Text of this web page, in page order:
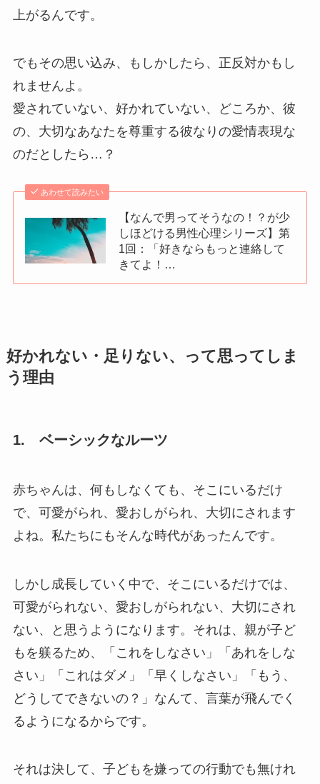
上がるんです。
でもその思い込み、もしかしたら、正反対かもし
れませんよ。
愛されていない、好かれていない、どころか、彼
の、大切なあなたを尊重する彼なりの愛情表現な
のだとしたら…？
あわせて読みたい
【なんで男ってそうなの！？が少
しほどける男性心理シリーズ】第
1回：「好きならもっと連絡して
きてよ！…
好かれない・足りない、って思ってしま
う理由
1. ベーシックなルーツ
赤ちゃんは、何もしなくても、そこにいるだけ
で、可愛がられ、愛おしがられ、大切にされます
よね。私たちにもそんな時代があったんです。
しかし成長していく中で、そこにいるだけでは、
可愛がられない、愛おしがられない、大切にされ
ない、と思うようになります。それは、親が子ど
もを躾るため、「これをしなさい」「あれをしな
さい」「これはダメ」「早くしなさい」「もう、
どうしてできないの？」なんて、言葉が飛んでく
るようになるからです。
それは決して、子どもを嫌っての行動でも無けれ